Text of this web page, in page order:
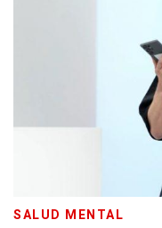
SALUD MENTAL